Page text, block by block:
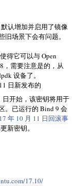
认增加并启用了镜像
场景下会有问题。
得它可以与 Open
，需要注意是的，从
设备了。
日新发布的
日开始，该密钥将用于
。已运行的 Bind 9 会
年 10 月 11 日回滚事
新密钥。
17.10/